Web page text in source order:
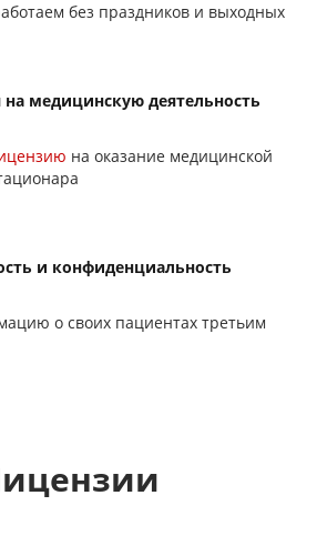
без праздников и выходных
медицинскую деятельность
на оказание медицинской
и конфиденциальность
о своих пациентах третьим